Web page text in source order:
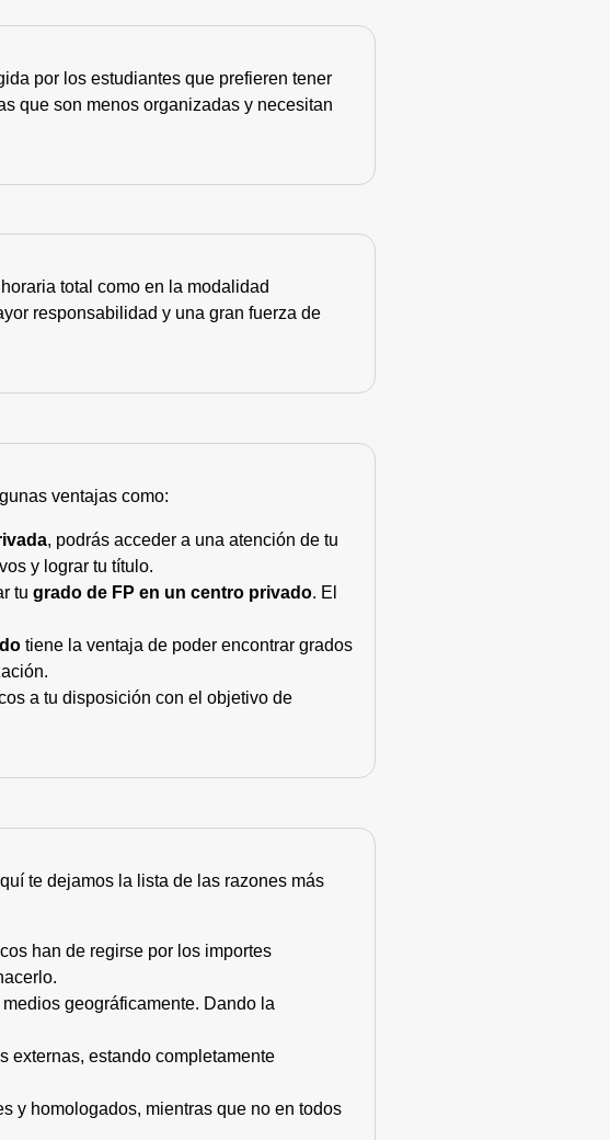
por los estudiantes que prefieren tener
que son menos organizadas y necesitan
total como en la modalidad
responsabilidad y una gran fuerza de
ventajas como:
, podrás acceder a una atención de tu
y lograr tu título.
tu grado de FP en un centro privado. El
tiene la ventaja de poder encontrar grados
a tu disposición con el objetivo de
te dejamos la lista de las razones más
han de regirse por los importes
geográficamente. Dando la
externas, estando completamente
y homologados, mientras que no en todos